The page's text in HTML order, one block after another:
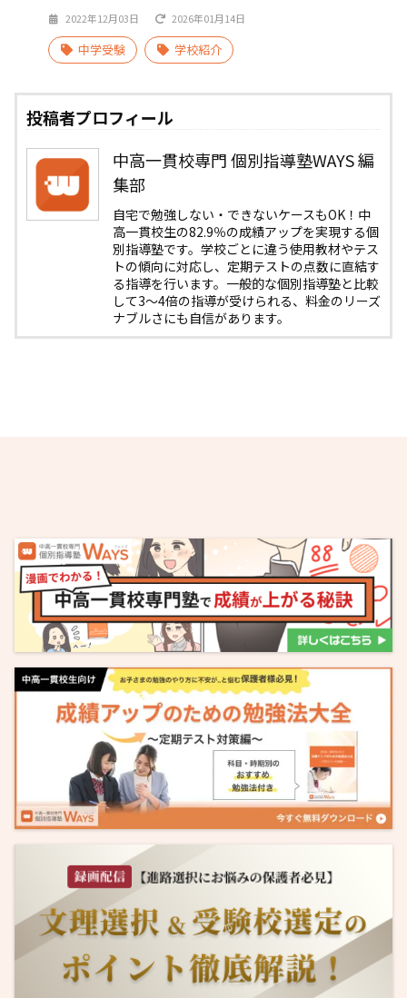
2022年12月03日 2026年01月14日
中学受験 学校紹介
投稿者プロフィール
中高一貫校専門 個別指導塾WAYS 編
集部
自宅で勉強しない・できないケースもOK！中
高一貫校生の82.9％の成績アップを実現する個
別指導塾です。学校ごとに違う使用教材やテス
トの傾向に対応し、定期テストの点数に直結す
る指導を行います。一般的な個別指導塾と比較
して3〜4倍の指導が受けられる、料金のリーズ
ナブルさにも自信があります。